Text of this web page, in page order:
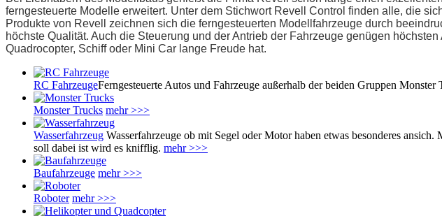
ferngesteuerte Modelle erweitert. Unter dem Stichwort Revell Control finden alle, die
Produkte von Revell zeichnen sich die ferngesteuerten Modellfahrzeuge durch
höchste Qualität. Auch die Steuerung und der Antrieb der Fahrzeuge genügen
Quadrocopter, Schiff oder Mini Car lange Freude hat.
RC FahrzeugeFerngesteuerte Autos und Fahrzeuge außerhalb der beiden Gruppen
Monster Trucks mehr >>>
Wasserfahrzeug Wasserfahrzeuge ob mit Segel oder Motor haben etwas besonderes
soll dabei ist wird es knifflig. mehr >>>
Baufahrzeuge mehr >>>
Roboter mehr >>>